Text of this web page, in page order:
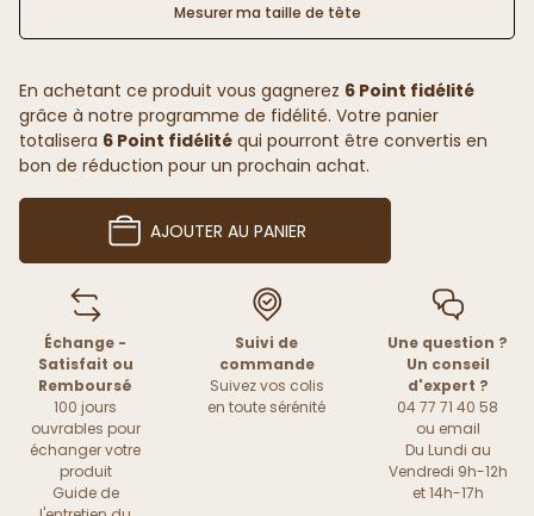
Mesurer ma taille de tête
En achetant ce produit vous gagnerez 6 Point fidélité
grâce à notre programme de fidélité. Votre panier
totalisera 6 Point fidélité qui pourront être convertis en
bon de réduction pour un prochain achat.
AJOUTER AU PANIER
Échange -
Satisfait ou
Remboursé
100 jours
ouvrables pour
échanger votre
produit
Guide de
Suivi de
commande
Suivez vos colis
en toute sérénité
Une question ?
Un conseil
d'expert ?
04 77 71 40 58
ou email
Du Lundi au
Vendredi 9h-12h
et 14h-17h